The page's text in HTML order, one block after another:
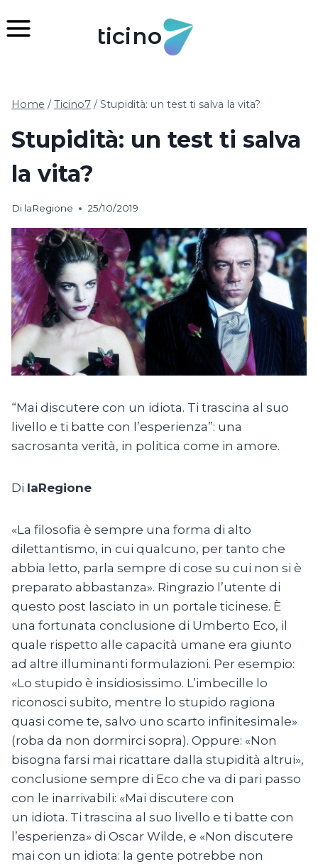
al
ticino
Home / Ticino7 / Stupidità: un test ti salva la vita?
Stupidità: un test ti salva
la vita?
Di laRegione 25/10/2019
“Mai discutere con un idiota. Ti trascina al suo
livello e ti batte con l’esperienza”: una
sacrosanta verità, in politica come in amore.
Di laRegione
«La filosofia è sempre una forma di alto
dilettantismo, in cui qualcuno, per tanto che
abbia letto, parla sempre di cose su cui non si è
preparato abbastanza». Ringrazio l’utente di
questo post lasciato in un portale ticinese. È
una fortunata conclusione di Umberto Eco, il
quale rispetto alle capacità umane era giunto
ad altre illuminanti formulazioni. Per esempio:
«Lo stupido è insidiosissimo. L’imbecille lo
riconosci subito, mentre lo stupido ragiona
quasi come te, salvo uno scarto infinitesimale»
(roba da non dormirci sopra). Oppure: «Non
bisogna farsi mai ricattare dalla stupidità altrui»,
conclusione sempre di Eco che va di pari passo
con le inarrivabili: «Mai discutere con
un idiota. Ti trascina al suo livello e ti batte con
l’esperienza» di Oscar Wilde, e «Non discutere
mai con un idiota: la gente potrebbe non